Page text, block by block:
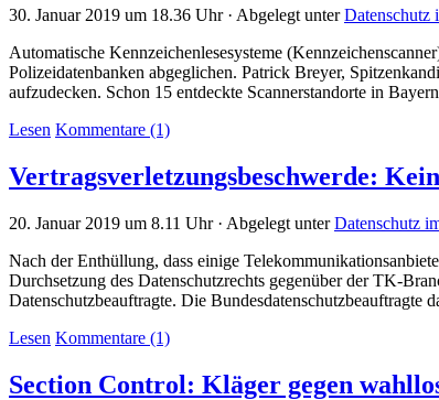
30. Januar 2019 um 18.36 Uhr · Abgelegt unterDatenschutz
Automatische Kennzeichenlesesysteme
Polizeidatenbanken abgeglichen. Patrick Breyer,
aufzudecken. Schon 15 entdeckte Scannerstandorte in
Lesen Kommentare (1)
Vertragsverletzungsbeschwerde:
20. Januar 2019 um 8.11 Uhr · Abgelegt unterDatenschutz
Nach der Enthüllung, dass einige
Durchsetzung des Datenschutzrechts gegenüber der TK-
Datenschutzbeauftragte. Die
Lesen Kommentare (1)
Section Control: Kläger gegen